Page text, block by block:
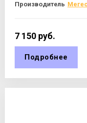
Производитель
7 150 руб.
Подробнее